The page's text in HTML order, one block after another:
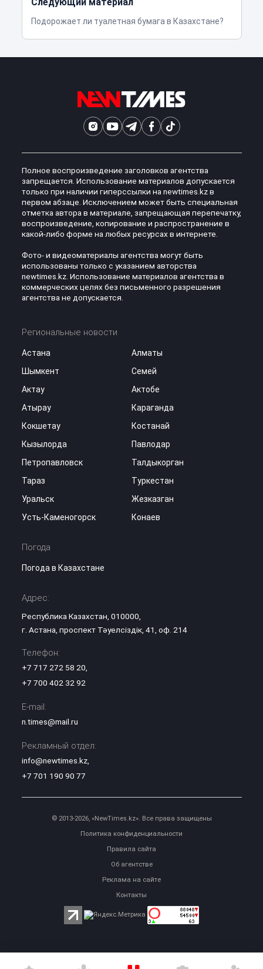
Подорожает ли туалетная бумага в Казахстане?
Полное воспроизведение заголовков агентства
запрещается. Использование материалов допускается
только при наличии гиперссылки на newtimes.kz в
первом абзаце. Исключением может быть специальная
отметка автора в материале, запрещающая перепечатку,
воспроизведение, копирование и распространение в
какой-либо форме на любых ресурсах в интернете.
Фото- и видеоматериалы агентства могут быть
использованы только с указанием авторства
newtimes.kz. Использование материалов агентства в
коммерческих целях без письменного разрешения
агентства не допускается.
Региональные новости
Астана
Алматы
Шымкент
Семей
Актау
Актобе
Атырау
Караганда
Кокшетау
Костанай
Кызылорда
Павлодар
Петропавловск
Талдыкорган
Тараз
Туркестан
Уральск
Жезказган
Усть-Каменогорск
Конаев
Погода
Погода в Казахстане
Адрес:
Республика Казахстан, 010000,
г. Астана, проспект Тәуелсіздік, 41, оф. 214
Телефон:
+7 717 272 58 20
+7 700 402 32 92
E-mail:
n.times@mail.ru
Рекламный отдел:
info@newtimes.kz,
+7 701 190 90 77
© 2013-2026, «NewTimes.kz». Все права защищены
Политика конфиденциальности
Правила сайта
Об агентстве
Реклама на сайте
Контакты